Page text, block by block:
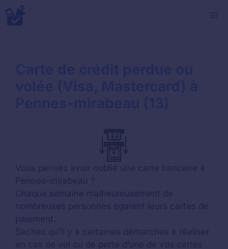
Aller
au
Vous pensez avoir oublié une carte bancaire à
Pennes-mirabeau ?
Chaque semaine malheureusement de
nombreuses personnes égarent leurs cartes de
paiement.
Sachez qu’il y a certaines démarches à réaliser
en cas de vol ou de perte d’une de vos cartes